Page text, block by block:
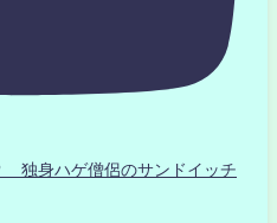
独身ハゲ僧侶のサンドイッチ